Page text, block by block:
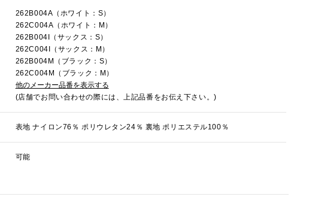
262B004A（ホワイト：S）
262C004A（ホワイト：M）
262B004I（サックス：S）
262C004I（サックス：M）
262B004M（ブラック：S）
262C004M（ブラック：M）
他のメーカー品番を表示する
(店舗でお問い合わせの際には、上記品番をお伝え下さい。)
表地 ナイロン76％ ポリウレタン24％ 裏地 ポリエステル100％
可能